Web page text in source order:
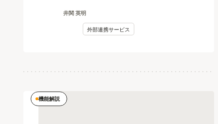
井関 英明
外部連携サービス
機能解説